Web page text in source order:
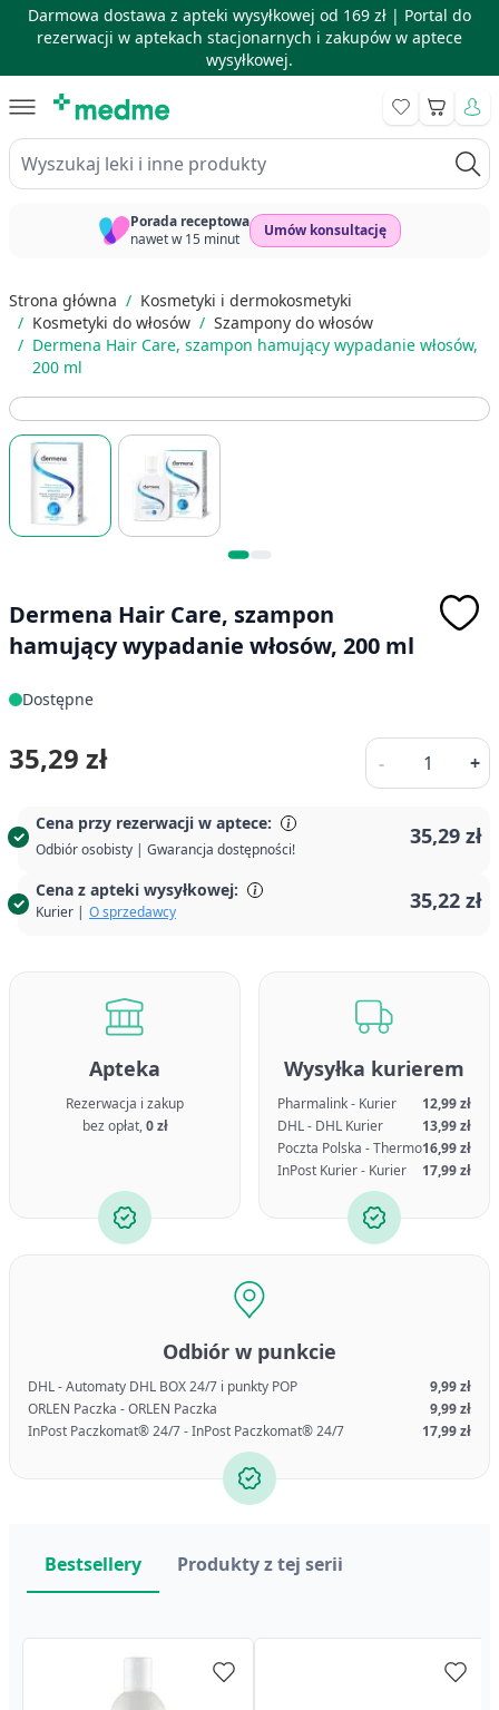
Darmowa dostawa z apteki wysyłkowej od 169 zł | Portal do
rezerwacji w aptekach stacjonarnych i zakupów w aptece
wysyłkowej.
Wyszukaj leki i inne produkty
Koszyk
Porada receptowa
nawet w 15 minut
Umów konsultację
Strona główna / Kosmetyki i dermokosmetyki
/ Kosmetyki do włosów / Szampony do włosów
/ Dermena Hair Care, szampon hamujący wypadanie włosów,
200 ml
Dermena Hair Care, szampon
hamujący wypadanie włosów, 200 ml
Dostępne
Cena przy rezerwacji w aptece:
Odbiór osobisty | Gwarancja dostępności!
35,29 zł
Cena z apteki wysyłkowej:
Kurier | O sprzedawcy 35,22 zł
35,29 zł -
Ilość
+
Apteka
Rezerwacja i zakup
bez opłat,0 zł
Wysyłka kurierem
Pharmalink - Kurier
12,99 zł
DHL - DHL Kurier
13,99 zł
Poczta Polska - Thermo16,99 zł
InPost Kurier - Kurier
17,99 zł
Odbiór w punkcie
DHL - Automaty DHL BOX 24/7 i punkty POP
9,99 zł
ORLEN Paczka - ORLEN Paczka
9,99 zł
InPost Paczkomat® 24/7 - InPost Paczkomat® 24/7
17,99 zł
Bestsellery Produkty z tej serii